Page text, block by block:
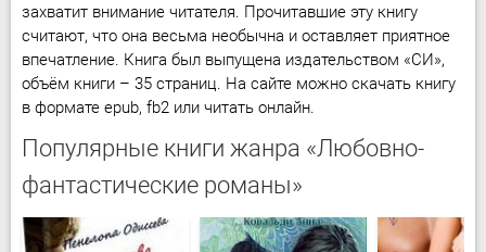
захватит внимание читателя. Прочитавшие эту книгу
считают, что она весьма необычна и оставляет приятное
впечатление. Книга был выпущена издательством «СИ»,
объём книги – 35 страниц. На сайте можно скачать книгу
в формате epub, fb2 или читать онлайн.
Популярные книги жанра «Любовно-
фантастические романы»